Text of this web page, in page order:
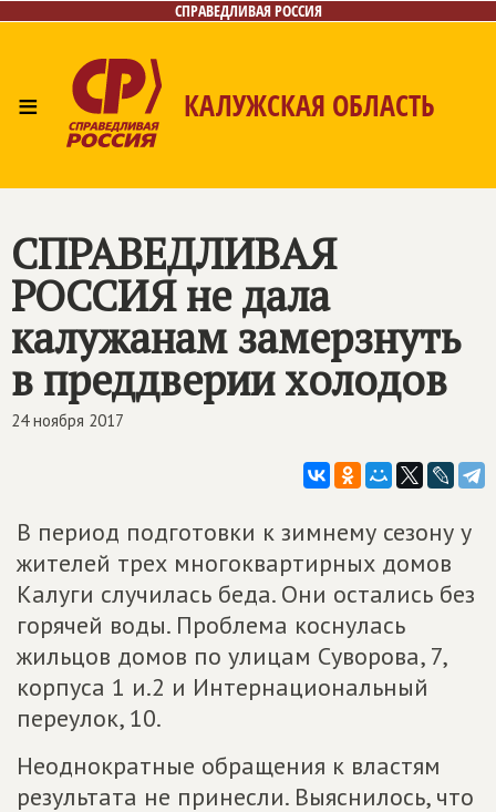
СПРАВЕДЛИВАЯ РОССИЯ
≡ КАЛУЖСКАЯ ОБЛАСТЬ
Контакты
СПРАВЕДЛИВАЯ
РОССИЯне дала
калужанам замерзнуть
в преддверии холодов
24 ноября 2017
В период подготовки к зимнему сезону у
жителей трех многоквартирных домов
Калуги случилась беда. Они остались без
горячей воды. Проблема коснулась
жильцов домов по улицам Суворова, 7,
корпуса 1 и.2 и Интернациональный
переулок, 10.
Неоднократные обращения к властям
результата не принесли. Выяснилось, что